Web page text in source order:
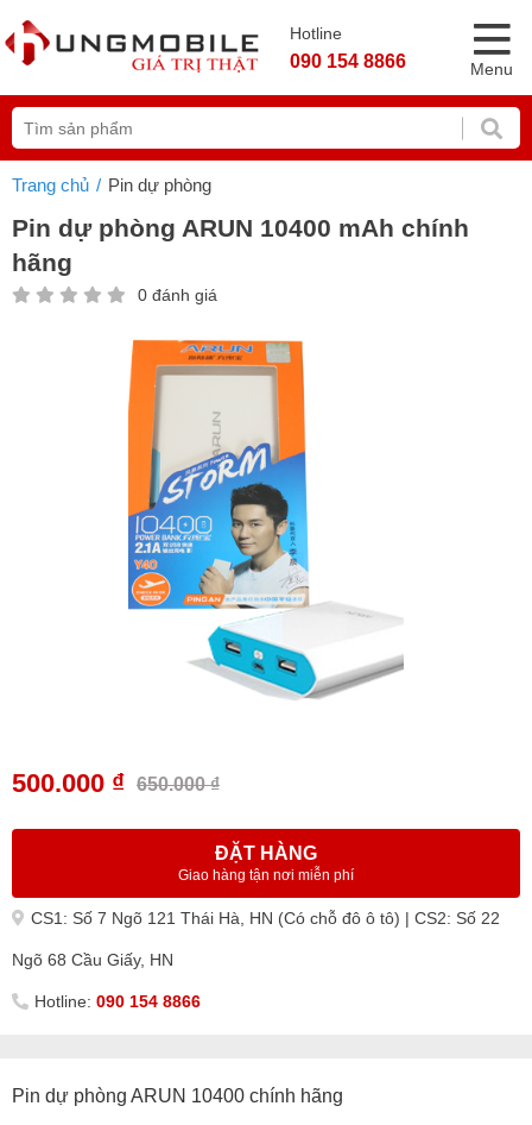
Hotline
090 154 8866 Menu
Trang chủ Pin dự phòng
Pin dự phòng ARUN 10400 mAh chính
hãng
0 đánh giá
500.000 ₫ 650.000 ₫
ĐẶT HÀNG
Giao hàng tận nơi miễn phí
CS1: Số 7 Ngõ 121 Thái Hà, HN (Có chỗ đô ô tô) | CS2: Số 22
Ngõ 68 Cầu Giấy, HN
Hotline: 090 154 8866
Pin dự phòng ARUN 10400 chính hãng